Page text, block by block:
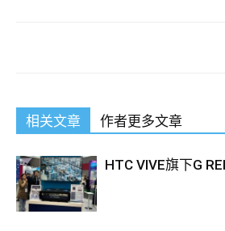
相关文章 作者更多文章
HTC VIVE旗下G